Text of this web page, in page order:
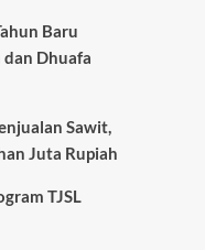
Baru
Dhuafa
Sawit,
Juta Rupiah
TJSL